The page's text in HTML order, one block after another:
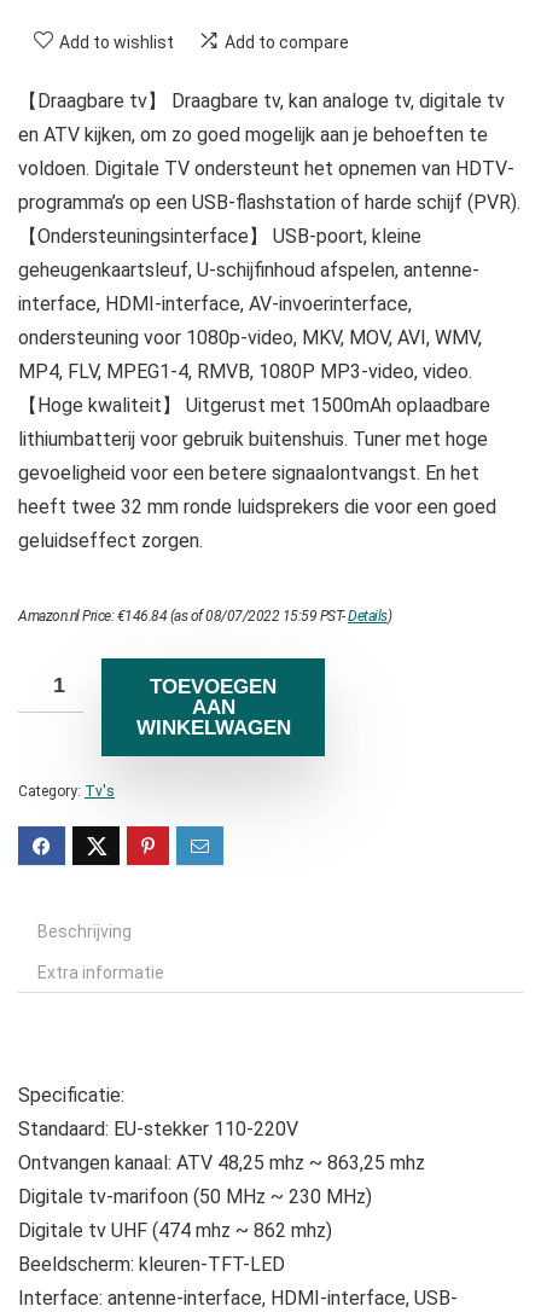
Add to wishlist Add to compare
【Draagbare tv】 Draagbare tv, kan analoge tv, digitale tv
en ATV kijken, om zo goed mogelijk aan je behoeften te
voldoen. Digitale TV ondersteunt het opnemen van HDTV-
programma’s op een USB-flashstation of harde schijf (PVR).
【Ondersteuningsinterface】 USB-poort, kleine
geheugenkaartsleuf, U-schijfinhoud afspelen, antenne-
interface, HDMI-interface, AV-invoerinterface,
ondersteuning voor 1080p-video, MKV, MOV, AVI, WMV,
MP4, FLV, MPEG1-4, RMVB, 1080P MP3-video, video.
【Hoge kwaliteit】 Uitgerust met 1500mAh oplaadbare
lithiumbatterij voor gebruik buitenshuis. Tuner met hoge
gevoeligheid voor een betere signaalontvangst. En het
heeft twee 32 mm ronde luidsprekers die voor een goed
geluidseffect zorgen.
Amazon.nl Price:€146.84 (as of 08/07/2022 15:59 PST-Details)
TOEVOEGEN
AAN
WINKELWAGEN
Category: Tv's
Beschrijving
Extra informatie
Specificatie:
Standaard: EU-stekker 110-220V
Ontvangen kanaal: ATV 48,25 mhz ~ 863,25 mhz
Digitale tv-marifoon (50 MHz ~ 230 MHz)
Digitale tv UHF (474 mhz ~ 862 mhz)
Beeldscherm: kleuren-TFT-LED
Interface: antenne-interface, HDMI-interface, USB-